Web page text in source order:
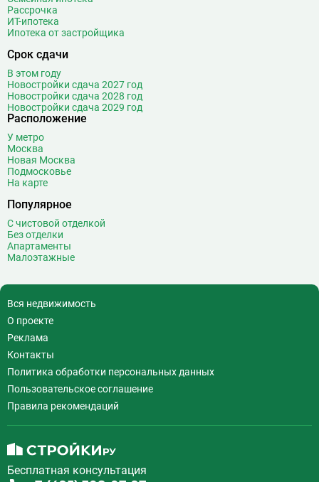
Рассрочка
ИТ-ипотека
Ипотека от застройщика
Срок сдачи
В этом году
Новостройки сдача 2027 год
Новостройки сдача 2028 год
Новостройки сдача 2029 год
Расположение
У метро
Москва
Новая Москва
Подмосковье
На карте
Популярное
С чистовой отделкой
Без отделки
Апартаменты
Малоэтажные
Вся недвижимость
О проекте
Реклама
Контакты
Политика обработки персональных данных
Пользовательское соглашение
Правила рекомендаций
Бесплатная консультация